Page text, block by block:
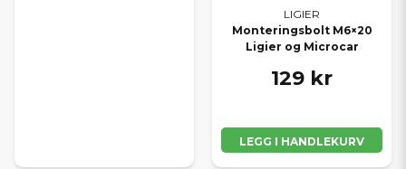
LIGIER
Monteringsbolt M6×20
Ligier og Microcar
129 kr
LEGG I HANDLEKURV